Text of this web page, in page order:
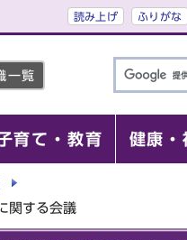
読み上げ ふりがな
一覧
育て・教育 健康・
関する会議